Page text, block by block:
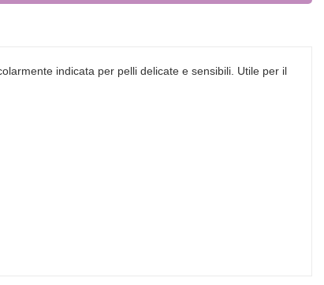
indicata per pelli delicate e sensibili. Utile per il